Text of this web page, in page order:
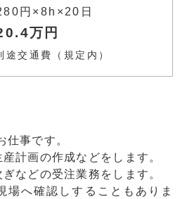
円×8h×20日
万円
途交通費（規定内）
事です。
計画の作成などをします。
などの受注業務をします。
場へ確認しすることもありま